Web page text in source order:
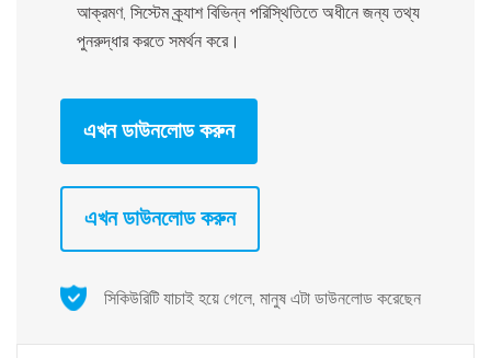
আক্রমণ, সিস্টেম ক্র্যাশ বিভিন্ন পরিস্থিতিতে অধীনে জন্য তথ্য
পুনরুদ্ধার করতে সমর্থন করে।
এখন ডাউনলোড করুন
এখন ডাউনলোড করুন
সিকিউরিটি যাচাই হয়ে গেলে, মানুষ এটা ডাউনলোড করেছেন